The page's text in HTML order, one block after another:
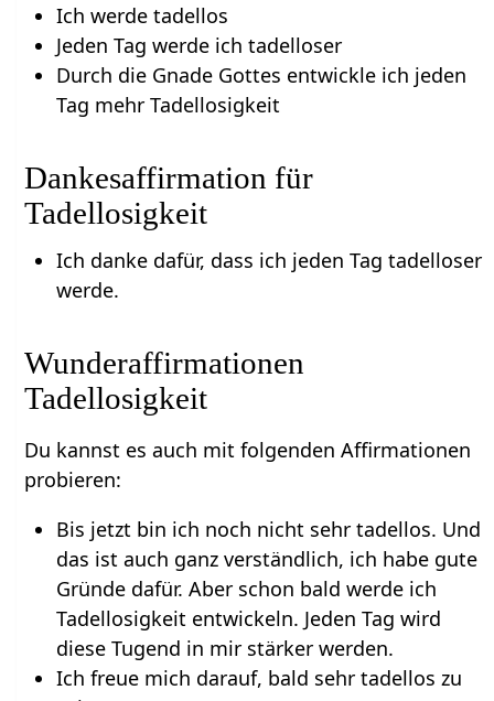
Ich werde tadellos
Jeden Tag werde ich tadelloser
Durch die Gnade Gottes entwickle ich jeden
Tag mehr Tadellosigkeit
Dankesaffirmation für
Tadellosigkeit
Ich danke dafür, dass ich jeden Tag tadelloser
werde.
Wunderaffirmationen
Tadellosigkeit
Du kannst es auch mit folgenden Affirmationen
probieren:
Bis jetzt bin ich noch nicht sehr tadellos. Und
das ist auch ganz verständlich, ich habe gute
Gründe dafür. Aber schon bald werde ich
Tadellosigkeit entwickeln. Jeden Tag wird
diese Tugend in mir stärker werden.
Ich freue mich darauf, bald sehr tadellos zu